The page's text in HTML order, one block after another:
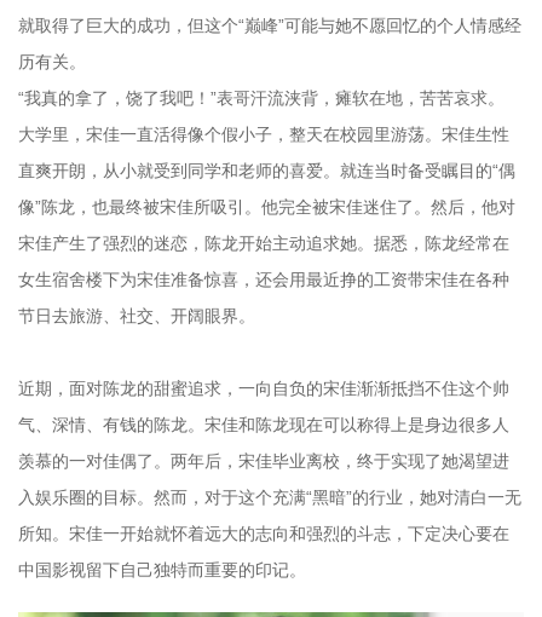
就取得了巨大的成功，但这个“巅峰”可能与她不愿回忆的个人情感经
历有关。
“我真的拿了，饶了我吧！”表哥汗流浃背，瘫软在地，苦苦哀求。
大学里，宋佳一直活得像个假小子，整天在校园里游荡。宋佳生性
直爽开朗，从小就受到同学和老师的喜爱。就连当时备受瞩目的“偶
像”陈龙，也最终被宋佳所吸引。他完全被宋佳迷住了。然后，他对
宋佳产生了强烈的迷恋，陈龙开始主动追求她。据悉，陈龙经常在
女生宿舍楼下为宋佳准备惊喜，还会用最近挣的工资带宋佳在各种
节日去旅游、社交、开阔眼界。
近期，面对陈龙的甜蜜追求，一向自负的宋佳渐渐抵挡不住这个帅
气、深情、有钱的陈龙。宋佳和陈龙现在可以称得上是身边很多人
羡慕的一对佳偶了。两年后，宋佳毕业离校，终于实现了她渴望进
入娱乐圈的目标。然而，对于这个充满“黑暗”的行业，她对清白一无
所知。宋佳一开始就怀着远大的志向和强烈的斗志，下定决心要在
中国影视留下自己独特而重要的印记。